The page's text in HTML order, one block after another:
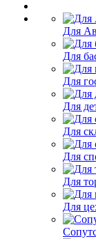
Для
Для
Для
Для
Для
Для
Для
Для